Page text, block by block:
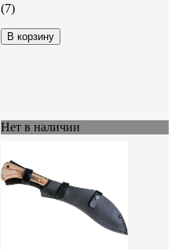
(7)
В корзину
Нет в наличии